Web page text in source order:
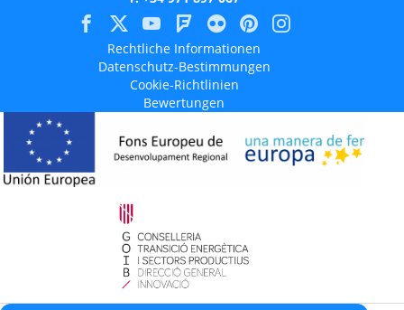
Rechtliche Informationen
Datenschutz-Bestimmungen
Cookie-Richtlinien
Bewertungen